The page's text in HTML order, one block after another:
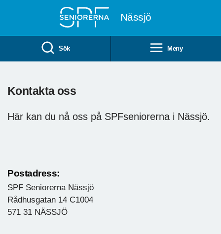
Nässjö
Sök Meny
Kontakta oss
Här kan du nå oss på SPFseniorerna i Nässjö.
Postadress:
SPF Seniorerna Nässjö
Rådhusgatan 14 C1004
571 31 NÄSSJÖ